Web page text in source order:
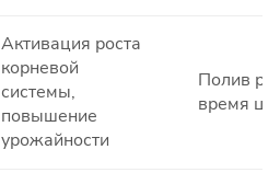
Активация роста
корневой
системы,
повышение
урожайности
Полив
время